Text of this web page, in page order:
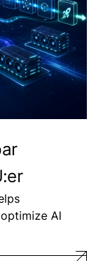
AI